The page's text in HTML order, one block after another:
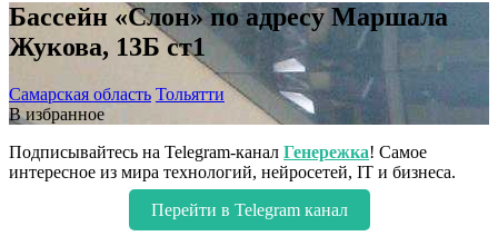
Бассейн «Слон» по адресу Маршала
Жукова, 13Б ст1
Самарская область Тольятти
В избранное
Подписывайтесь на Telegram-канал Генережка! Самое
интересное из мира технологий, нейросетей, IT и бизнеса.
Перейти в Telegram канал